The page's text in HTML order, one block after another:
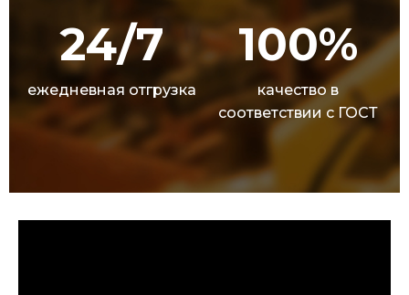
24/7
ежедневная отгрузка
100%
качество в
соответствии с ГОСТ